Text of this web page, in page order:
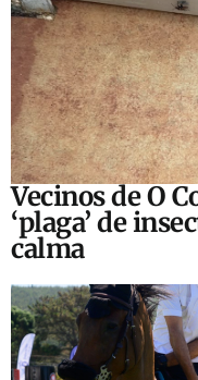
Vecinos de O
‘plaga’ de
calma